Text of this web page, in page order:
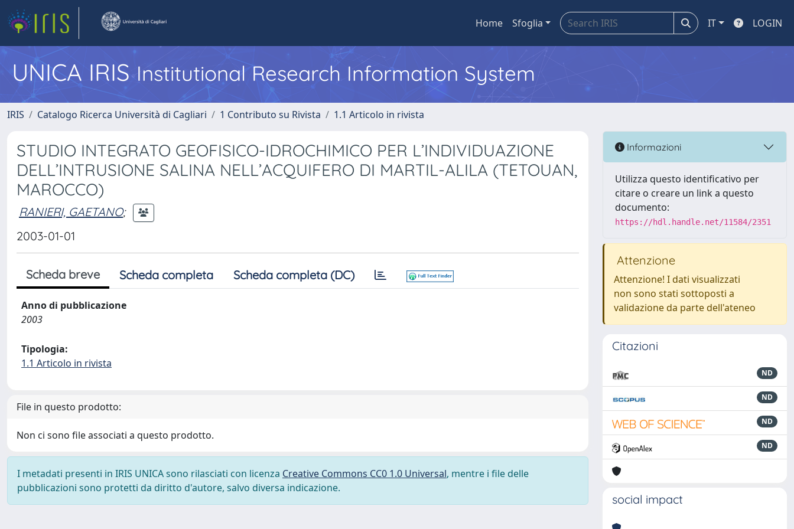
Home Sfoglia IT LOGIN
UNICA IRISInstitutional Research Information System
IRIS Catalogo Ricerca Università di Cagliari 1 Contributo su Rivista 1.1 Articolo in rivista
STUDIO INTEGRATO GEOFISICO-IDROCHIMICO PER L’INDIVIDUAZIONE
DELL’INTRUSIONE SALINA NELL’ACQUIFERO DI MARTIL-ALILA (TETOUAN,
MAROCCO)
RANIERI, GAETANO;
2003-01-01
Scheda breve Scheda completa Scheda completa (DC)
Anno di pubblicazione
2003
Tipologia:
1.1 Articolo in rivista
File in questo prodotto:
Non ci sono file associati a questo prodotto.
I metadati presenti in IRIS UNICA sono rilasciati con licenza Creative Commons CC0 1.0 Universal, mentre i file delle
pubblicazioni sono protetti da diritto d'autore, salvo diversa indicazione.
Informazioni
Utilizza questo identificativo per
citare o creare un link a questo
documento:
https://hdl.handle.net/11584/2351
Attenzione
Attenzione! I dati visualizzati
non sono stati sottoposti a
validazione da parte dell'ateneo
Citazioni
ND
ND
ND
ND
social impact